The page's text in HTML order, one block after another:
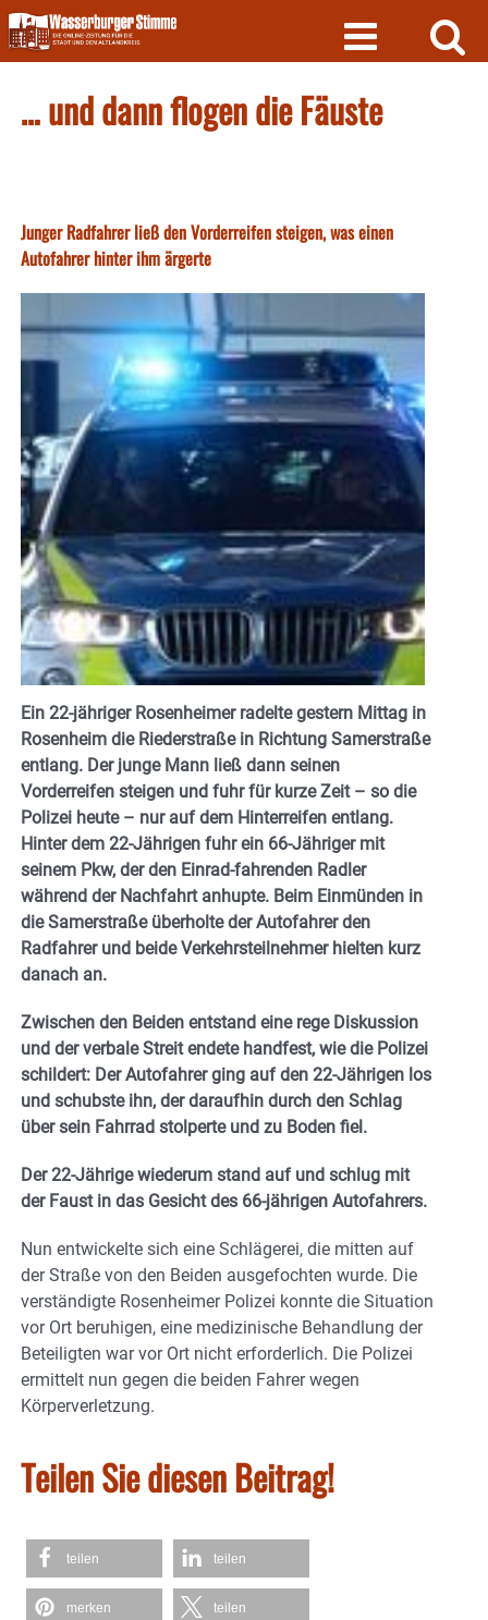
Skip
to
content
… und dann flogen die Fäuste
Junger Radfahrer ließ den Vorderreifen steigen, was einen
Autofahrer hinter ihm ärgerte
Ein 22-jähriger Rosenheimer radelte gestern Mittag in
Rosenheim die Riederstraße in Richtung Samerstraße
entlang. Der junge Mann ließ dann seinen
Vorderreifen steigen und fuhr für kurze Zeit – so die
Polizei heute – nur auf dem Hinterreifen entlang.
Hinter dem 22-Jährigen fuhr ein 66-Jähriger mit
seinem Pkw, der den Einrad-fahrenden Radler
während der Nachfahrt anhupte. Beim Einmünden in
die Samerstraße überholte der Autofahrer den
Radfahrer und beide Verkehrsteilnehmer hielten kurz
danach an.
Zwischen den Beiden entstand eine rege Diskussion
und der verbale Streit endete handfest, wie die Polizei
schildert: Der Autofahrer ging auf den 22-Jährigen los
und schubste ihn, der daraufhin durch den Schlag
über sein Fahrrad stolperte und zu Boden fiel.
Der 22-Jährige wiederum stand auf und schlug mit
der Faust in das Gesicht des 66-jährigen Autofahrers.
Nun entwickelte sich eine Schlägerei, die mitten auf
der Straße von den Beiden ausgefochten wurde. Die
verständigte Rosenheimer Polizei konnte die Situation
vor Ort beruhigen, eine medizinische Behandlung der
Beteiligten war vor Ort nicht erforderlich. Die Polizei
ermittelt nun gegen die beiden Fahrer wegen
Körperverletzung.
Teilen Sie diesen Beitrag!
teilen teilen
merken teilen